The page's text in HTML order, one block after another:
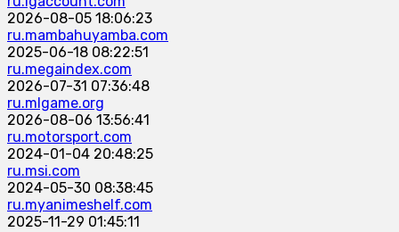
2026-08-05 18:06:23
ru.mambahuyamba.com
2025-06-18 08:22:51
ru.megaindex.com
2026-07-31 07:36:48
ru.mlgame.org
2026-08-06 13:56:41
ru.motorsport.com
2024-01-04 20:48:25
ru.msi.com
2024-05-30 08:38:45
ru.myanimeshelf.com
2025-11-29 01:45:11